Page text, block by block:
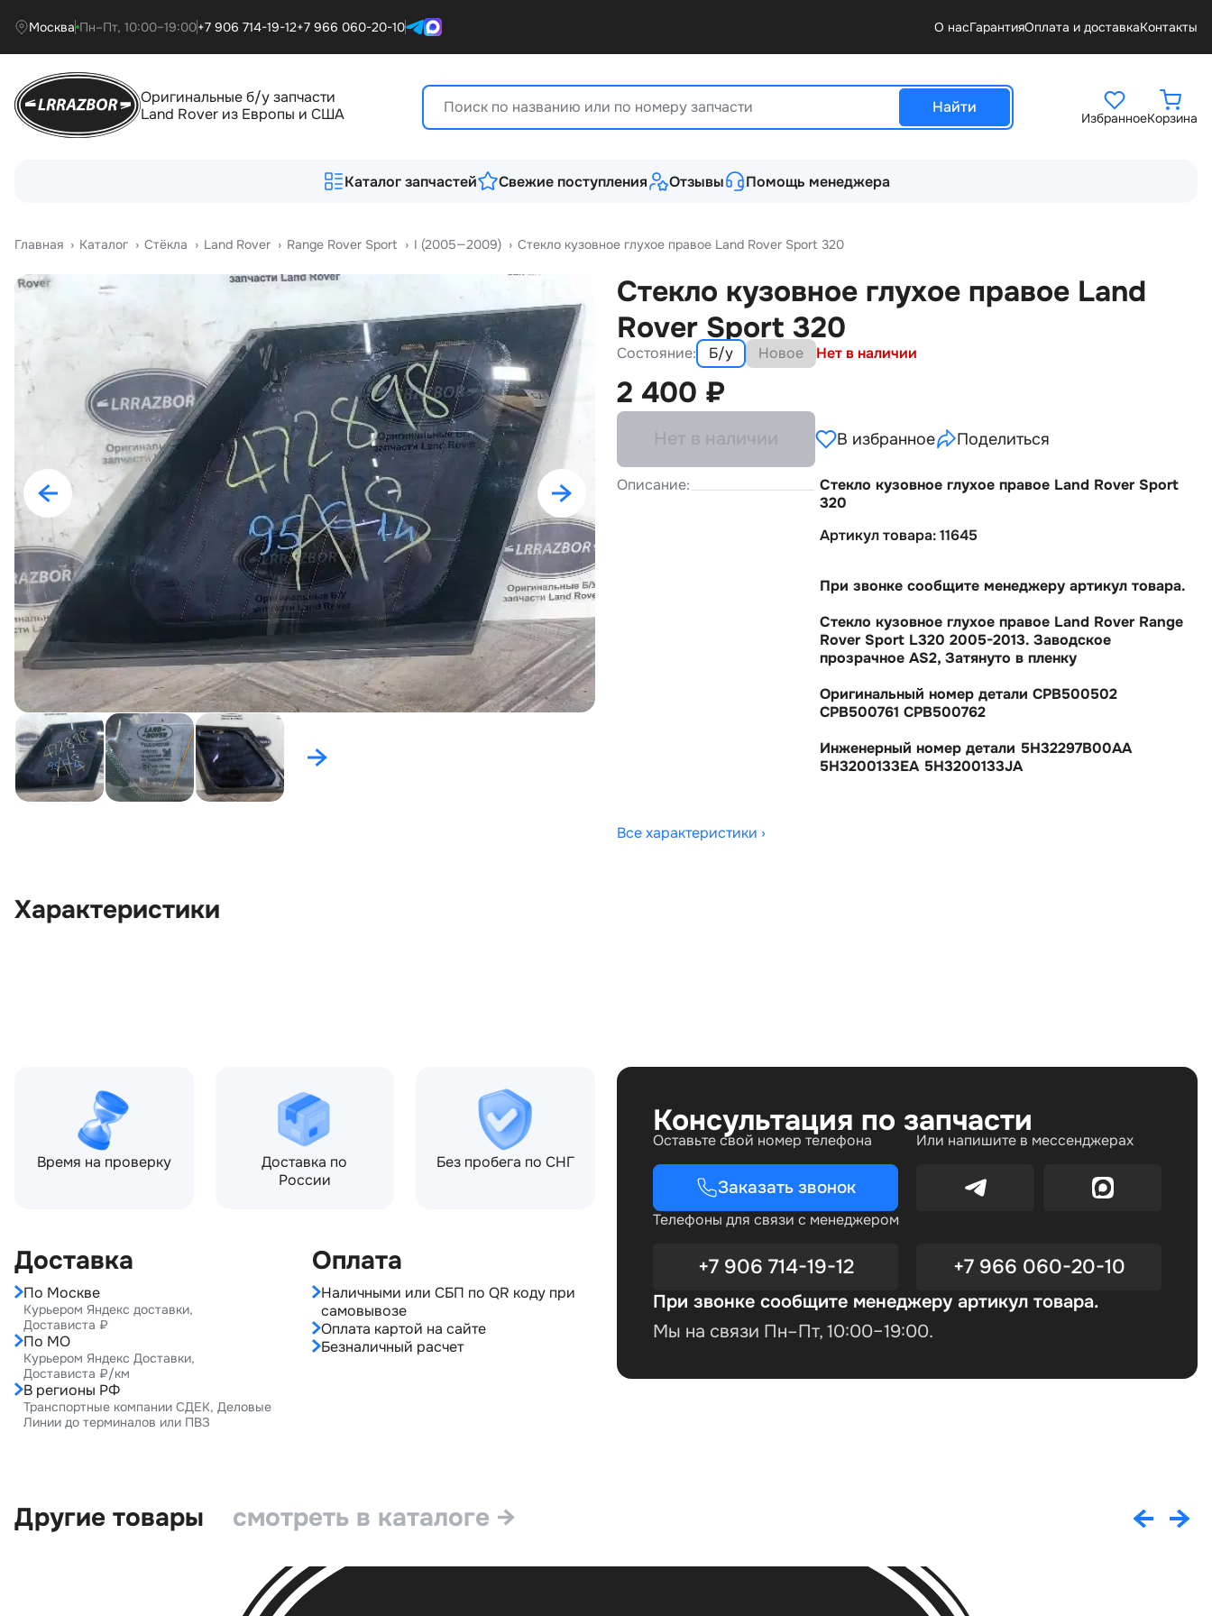
Москва Пн–Пт, 10:00–19:00+7 906 714-19-12+7 966 060-20-10 О насГарантияОплата и доставкаКонтакты
Оригинальные б/у запчасти
Land Rover из Европы и США
Найти
ИзбранноеКорзина
Каталог запчастей Свежие поступления Отзывы Помощь менеджера
Главная › Катало › Стёкла › Land Rover › Range Rover Sport › I (2005—2009) › Стекло кузовное глухое правое Land Rover Sport 320
Стекло кузовное глухое правое Land
Rover Sport 320
Состояние: Б/у Новое Нет в наличии
2 400 ₽
Нет в наличии В избранное Поделиться
Описание:
Стекло кузовное глухое правое Land Rover Sport
320
Артикул товара: 11645
При звонке сообщите менеджеру артикул товара.
Стекло кузовное глухое правое Land Rover Range
Rover Sport L320 2005-2013. Заводское
прозрачное AS2, Затянуто в пленку
Оригинальный номер детали CPB500502
CPB500761 CPB500762
Инженерный номер детали 5H32297B00AA
5H3200133EA 5H3200133JA
Все характеристики ›
Характеристики
Время на проверку
Доставка по
России
Без пробега по СНГ
Доставка
По Москве
Курьером Яндекс доставки,
Достависта ₽
По МО
Курьером Яндекс Доставки,
Достависта ₽/км
В регионы РФ
Транспортные компании СДЕК, Деловые
Линии до терминалов или ПВЗ
Оплата
Наличными или СБП по QR коду при
самовывозе
Оплата картой на сайте
Безналичный расчет
Консультация по запчасти
Оставьте свой номер телефона
Заказать звонок
Или напишите в мессенджерах
Телефоны для связи с менеджером
+7 906 714-19-12 +7 966 060-20-10
При звонке сообщите менеджеру артикул товара.
Мы на связи Пн–Пт, 10:00–19:00.
Другие товары смотреть в каталоге →